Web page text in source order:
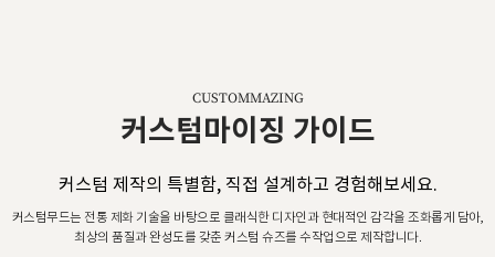
CUSTOMMAZING
커스텀마이징 가이드
커스텀 제작의 특별함, 직접 설계하고 경험해보세요.
커스텀무드는 전통 제화 기술을 바탕으로 클래식한 디자인과 현대적인 감각을 조화롭게 담아,
최상의 품질과 완성도를 갖춘 커스텀 슈즈를 수작업으로 제작합니다.